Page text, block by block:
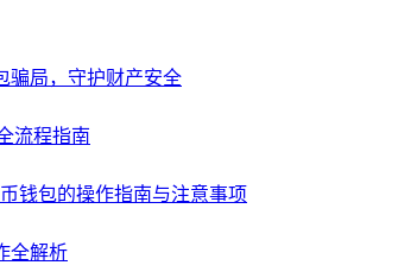
骗局，守护财产安全
流程指南
钱包的操作指南与注意事项
全解析